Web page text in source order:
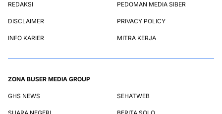
REDAKSI PEDOMAN MEDIA SIBER
DISCLAIMER PRIVACY POLICY
INFO KARIER MITRA KERJA
ZONA BUSER MEDIA GROUP
GHS NEWS SEHATWEB